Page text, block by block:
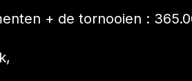
+ de tornooien :